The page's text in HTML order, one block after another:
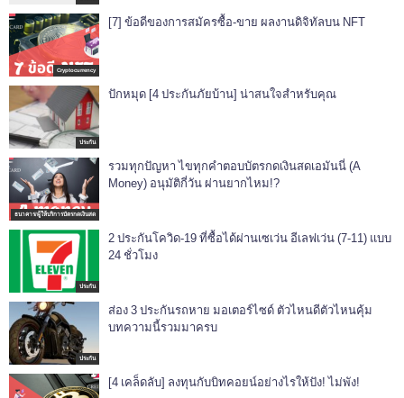
Cryptocurrency
[7] ข้อดีของการสมัครซื้อ-ขาย ผลงานดิจิทัลบน NFT
ประกัน
ปักหมุด [4 ประกันภัยบ้าน] น่าสนใจสำหรับคุณ
ธนาคาร/ผู้ให้บริการบัตรกดเงินสด
รวมทุกปัญหา ไขทุกคำตอบบัตรกดเงินสดเอมันนี่ (A
Money) อนุมัติกี่วัน ผ่านยากไหม!?
ประกัน
2 ประกันโควิด-19 ที่ซื้อได้ผ่านเซเว่น อีเลฟเว่น (7-11) แบบ
24 ชั่วโมง
ประกัน
ส่อง 3 ประกันรถหาย มอเตอร์ไซด์ ตัวไหนดีตัวไหนคุ้ม
บทความนี้รวมมาครบ
[4 เคล็ดลับ] ลงทุนกับบิทคอยน์อย่างไรให้ปัง! ไม่พัง!